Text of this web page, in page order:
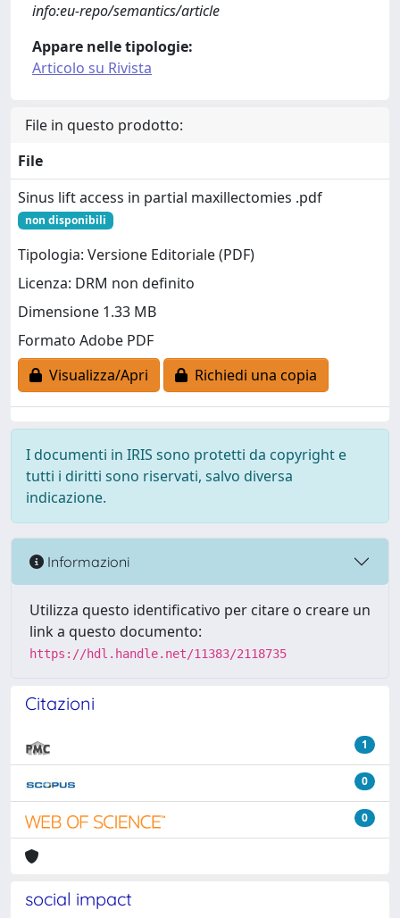
info:eu-repo/semantics/article
Appare nelle tipologie:
Articolo su Rivista
File in questo prodotto:
File
Sinus lift access in partial maxillectomies .pdf
non disponibili
Tipologia: Versione Editoriale (PDF)
Licenza: DRM non definito
Dimensione 1.33 MB
Formato Adobe PDF
Visualizza/Apri
Richiedi una copia
I documenti in IRIS sono protetti da copyright e
tutti i diritti sono riservati, salvo diversa
indicazione.
Informazioni
Utilizza questo identificativo per citare o creare un
link a questo documento:
https://hdl.handle.net/11383/2118735
Citazioni
1
0
0
social impact